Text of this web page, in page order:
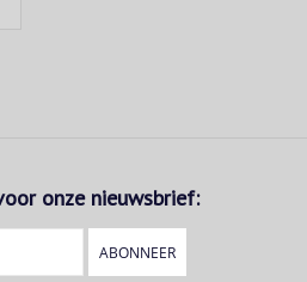
onze nieuwsbrief:
ABONNEER